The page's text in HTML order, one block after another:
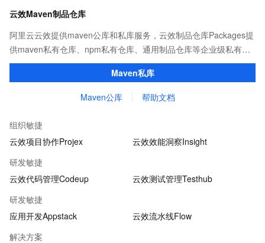
云效Maven制品仓库
阿里云云效提供maven公库和私库服务，云效制品仓库Packages提
供maven私有仓库、npm私有仓库、通用制品仓库等企业级私有制
品仓库，用于maven、npm等软件包和依赖管理。且不限容量、免
Maven私库
Maven公库 帮助文档
组织敏捷
云效项目协作Projex
云效效能洞察Insight
研发敏捷
云效代码管理Codeup
云效测试管理Testhub
研发敏捷
应用开发Appstack
云效流水线Flow
解决方案